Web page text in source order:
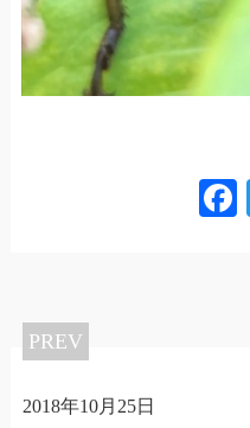
PREV
2018年10月25日